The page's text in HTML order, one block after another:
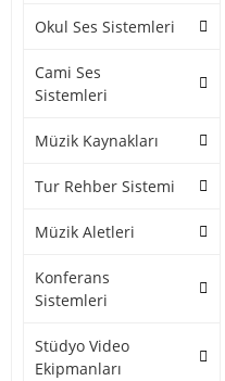
Okul Ses Sistemleri
Cami Ses
Sistemleri
Müzik Kaynakları
Tur Rehber Sistemi
Müzik Aletleri
Konferans
Sistemleri
Stüdyo Video
Ekipmanları